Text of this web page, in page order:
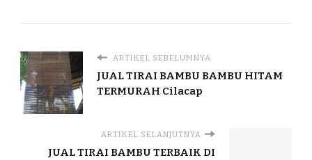
ARTIKEL SEBELUMNYA
JUAL TIRAI BAMBU BAMBU HITAM
TERMURAH Cilacap
ARTIKEL SELANJUTNYA
JUAL TIRAI BAMBU TERBAIK DI